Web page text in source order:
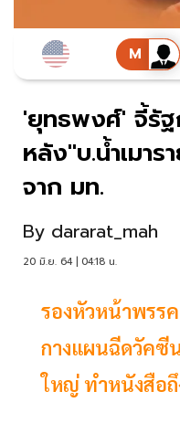
'ยุทธพงศ์' จี้รั
หลัง"บ.น้ำเมา
จาก มท.
By dararat_mah
20 มิ.ย. 64 | 04:18 น.
รองหัวหน้าพรร
กางแผนฉีดวัคซี
ใหญ่ ทำหนังสือ